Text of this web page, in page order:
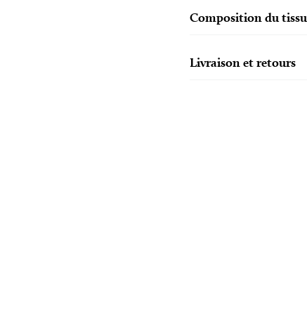
Composition du tissu
Livraison et retours